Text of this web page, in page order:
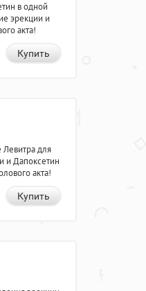
в одной
эрекции и
акта!
Купить
Левитра для
и Дапоксетин
акта!
Купить